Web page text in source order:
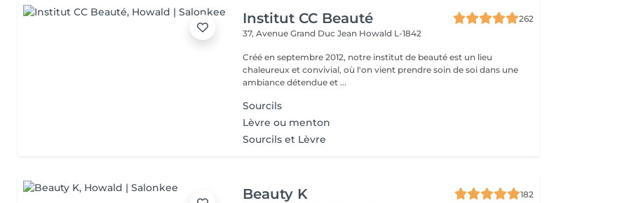
Institut CC Beauté
262
37, Avenue Grand Duc Jean Howald L-1842
Créé en septembre 2012, notre institut de beauté est un lieu
chaleureux et convivial, où l'on vient prendre soin de soi dans une
ambiance détendue et ...
Sourcils
Lèvre ou menton
Sourcils et Lèvre
Beauty K
182